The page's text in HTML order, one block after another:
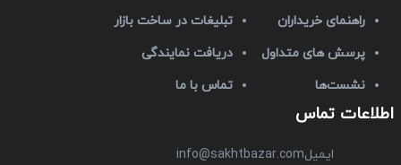
راهنمای خریداران
پرسش های متداول
نشست‌ها
تبلیغات در ساخت بازار
دریافت نمایندگی
تماس با ما
اطلاعات تماس
ایمیلinfo@sakhtbazar.com